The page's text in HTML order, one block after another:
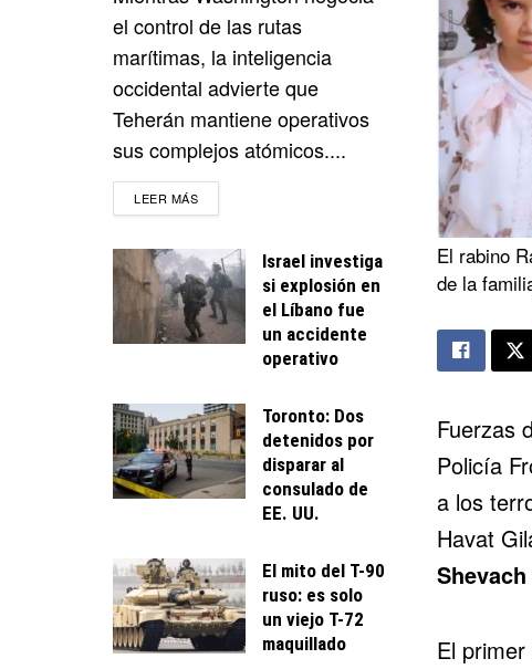
El rabino
de la
Fuerzas
Policía
a los
Havat
Shevach
El
el control de las rutas
marítimas, la inteligencia
occidental advierte que
Teherán mantiene operativos
sus complejos atómicos....
LEER MÁSDETAILS
Israel investiga
si explosión en
el Líbano fue
un accidente
operativo
Toronto: Dos
detenidos por
disparar al
consulado de
EE. UU.
El mito del T-90
ruso: es solo
un viejo T-72
maquillado